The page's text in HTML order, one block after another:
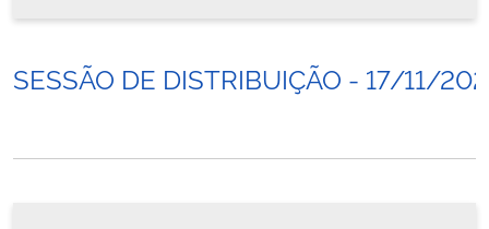
SESSÃO DE DISTRIBUIÇÃO - 17/11/